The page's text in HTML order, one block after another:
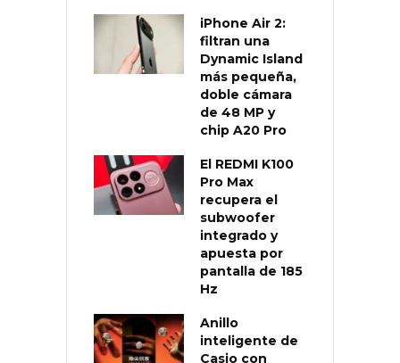
iPhone Air 2:
filtran una
Dynamic Island
más pequeña,
doble cámara
de 48 MP y
chip A20 Pro
El REDMI K100
Pro Max
recupera el
subwoofer
integrado y
apuesta por
pantalla de 185
Hz
Anillo
inteligente de
Casio con